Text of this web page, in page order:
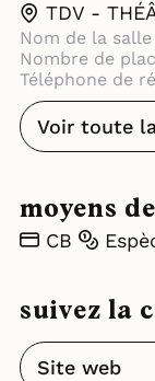
TDV -
Nom de la salle
Nombre de
Téléphone de
Voir toute
moyens
CB
suivez la
Site web